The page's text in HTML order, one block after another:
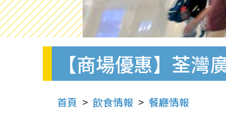
【商場優惠】荃
首頁 飲食情報 餐廳情報